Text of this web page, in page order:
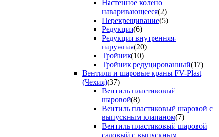
Настенное колено
наваривающееся(2)
Перекрещивание(5)
Редукция(6)
Редукция внутренняя-
наружная(20)
Тройник(10)
Тройник редуцированный(17)
Вентили и шаровые краны FV-Plast
(Чехия)(37)
Вентиль пластиковый
шаровой(8)
Вентиль пластиковый шаровой с
выпускным клапаном(7)
Вентиль пластиковый шаровой
садовый с выпускным